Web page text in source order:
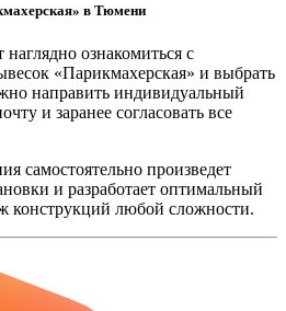
в Тюмени
наглядно ознакомиться с
«Парикмахерская» и выбрать
направить индивидуальный
и заранее согласовать все
самостоятельно произведет
и разработает оптимальный
конструкций любой сложности.